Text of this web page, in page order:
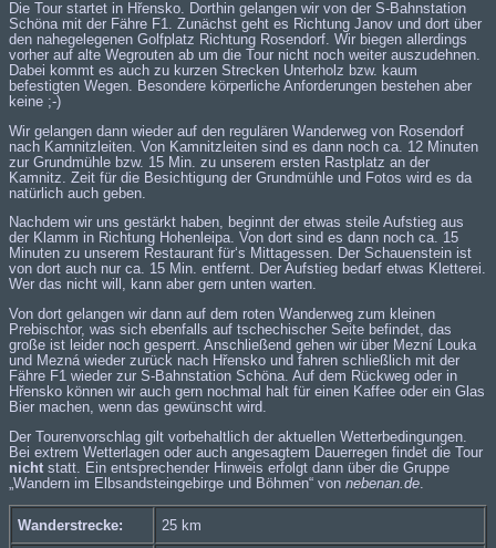
Die Tour startet in Hřensko. Dorthin gelangen wir von der S-Bahnstation
Schöna mit der Fähre F1. Zunächst geht es Richtung Janov und dort über
den nahegelegenen Golfplatz Richtung Rosendorf. Wir biegen allerdings
vorher auf alte Wegrouten ab um die Tour nicht noch weiter auszudehnen.
Dabei kommt es auch zu kurzen Strecken Unterholz bzw. kaum
befestigten Wegen. Besondere körperliche Anforderungen bestehen aber
keine ;-)
Wir gelangen dann wieder auf den regulären Wanderweg von Rosendorf
nach Kamnitzleiten. Von Kamnitzleiten sind es dann noch ca. 12 Minuten
zur Grundmühle bzw. 15 Min. zu unserem ersten Rastplatz an der
Kamnitz. Zeit für die Besichtigung der Grundmühle und Fotos wird es da
natürlich auch geben.
Nachdem wir uns gestärkt haben, beginnt der etwas steile Aufstieg aus
der Klamm in Richtung Hohenleipa. Von dort sind es dann noch ca. 15
Minuten zu unserem Restaurant für‘s Mittagessen. Der Schauenstein ist
von dort auch nur ca. 15 Min. entfernt. Der Aufstieg bedarf etwas Kletterei.
Wer das nicht will, kann aber gern unten warten.
Von dort gelangen wir dann auf dem roten Wanderweg zum kleinen
Prebischtor, was sich ebenfalls auf tschechischer Seite befindet, das
große ist leider noch gesperrt. Anschließend gehen wir über Mezní Louka
und Mezná wieder zurück nach Hřensko und fahren schließlich mit der
Fähre F1 wieder zur S-Bahnstation Schöna. Auf dem Rückweg oder in
Hřensko können wir auch gern nochmal halt für einen Kaffee oder ein Glas
Bier machen, wenn das gewünscht wird.
Der Tourenvorschlag gilt vorbehaltlich der aktuellen Wetterbedingungen.
Bei extrem Wetterlagen oder auch angesagtem Dauerregen findet die Tour
nicht statt. Ein entsprechender Hinweis erfolgt dann über die Gruppe
Wandern im Elbsandsteingebirge und Böhmen“ von nebenan.de
Wanderstrecke: 25 km